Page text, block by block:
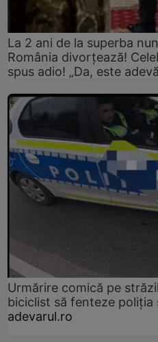
La 2 ani de la superba
România divorțează!
spus adio! „Da, este
Urmărire comică pe
biciclist să fenteze poliția
adevarul.ro